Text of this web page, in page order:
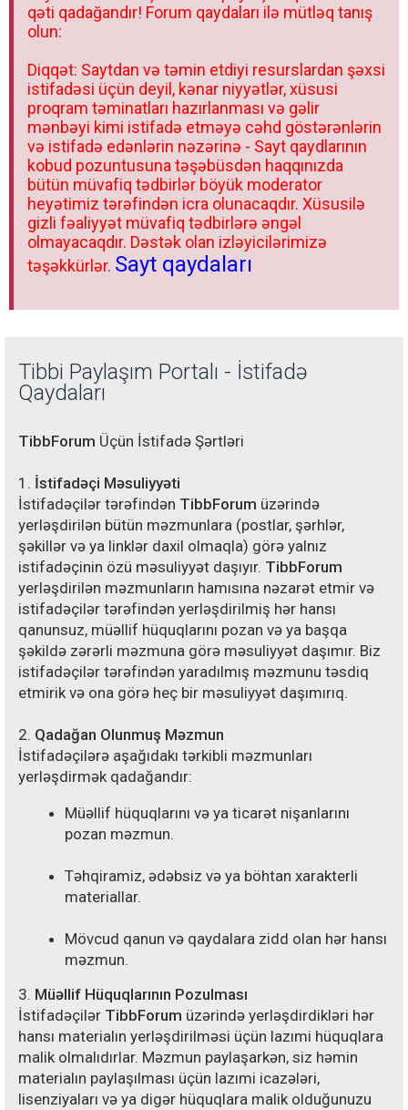
qəti qadağandır! Forum qaydaları ilə mütləq tanış
olun:
Diqqət: Saytdan və təmin etdiyi resurslardan şəxsi
istifadəsi üçün deyil, kənar niyyətlər, xüsusi
proqram təminatları hazırlanması və gəlir
mənbəyi kimi istifadə etməyə cəhd göstərənlərin
və istifadə edənlərin nəzərinə - Sayt qaydlarının
kobud pozuntusuna təşəbüsdən haqqınızda
bütün müvafiq tədbirlər böyük moderator
heyətimiz tərəfindən icra olunacaqdır. Xüsusilə
gizli fəaliyyət müvafiq tədbirlərə əngəl
olmayacaqdır. Dəstək olan izləyicilərimizə
təşəkkürlər. Sayt qaydaları
Tibbi Paylaşım Portalı - İstifadə
Qaydaları
TibbForum Üçün İstifadə Şərtləri
1. İstifadəçi Məsuliyyəti
İstifadəçilər tərəfindən TibbForum üzərində
yerləşdirilən bütün məzmunlara (postlar, şərhlər,
şəkillər və ya linklər daxil olmaqla) görə yalnız
istifadəçinin özü məsuliyyət daşıyır. TibbForum
yerləşdirilən məzmunların hamısına nəzarət etmir və
istifadəçilər tərəfindən yerləşdirilmiş hər hansı
qanunsuz, müəllif hüquqlarını pozan və ya başqa
şəkildə zərərli məzmuna görə məsuliyyət daşımır. Biz
istifadəçilər tərəfindən yaradılmış məzmunu təsdiq
etmirik və ona görə heç bir məsuliyyət daşımırıq.
2. Qadağan Olunmuş Məzmun
İstifadəçilərə aşağıdakı tərkibli məzmunları
yerləşdirmək qadağandır:
Müəllif hüquqlarını və ya ticarət nişanlarını
pozan məzmun.
Təhqiramiz, ədəbsiz və ya böhtan xarakterli
materiallar.
Mövcud qanun və qaydalara zidd olan hər hansı
məzmun.
3. Müəllif Hüquqlarının Pozulması
İstifadəçilər TibbForum üzərində yerləşdirdikləri hər
hansı materialın yerləşdirilməsi üçün lazımi hüquqlara
malik olmalıdırlar. Məzmun paylaşarkən, siz həmin
materialın paylaşılması üçün lazımi icazələri,
lisenziyaları və ya digər hüquqlara malik olduğunuzu